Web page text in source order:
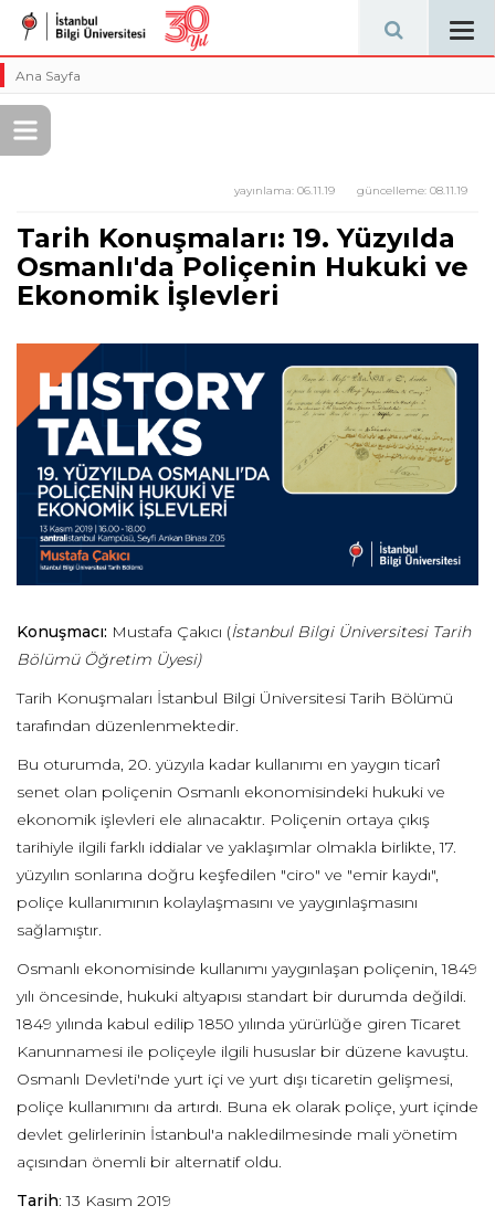
Ana Sayfa
güncelleme: 08.11.19
yayınlama: 06.11.19
Tarih Konuşmaları: 19. Yüzyılda
Osmanlı'da Poliçenin Hukuki ve
Ekonomik İşlevleri
Konuşmacı: Mustafa Çakıcı (İstanbul Bilgi Üniversitesi Tarih
Bölümü Öğretim Üyesi)
Tarih Konuşmaları İstanbul Bilgi Üniversitesi Tarih Bölümü
tarafından düzenlenmektedir.
Bu oturumda, 20. yüzyıla kadar kullanımı en yaygın ticarî
senet olan poliçenin Osmanlı ekonomisindeki hukuki ve
ekonomik işlevleri ele alınacaktır. Poliçenin ortaya çıkış
tarihiyle ilgili farklı iddialar ve yaklaşımlar olmakla birlikte, 17.
yüzyılın sonlarına doğru keşfedilen "ciro" ve "emir kaydı",
poliçe kullanımının kolaylaşmasını ve yaygınlaşmasını
sağlamıştır.
Osmanlı ekonomisinde kullanımı yaygınlaşan poliçenin, 1849
yılı öncesinde, hukuki altyapısı standart bir durumda değildi.
1849 yılında kabul edilip 1850 yılında yürürlüğe giren Ticaret
Kanunnamesi ile poliçeyle ilgili hususlar bir düzene kavuştu.
Osmanlı Devleti'nde yurt içi ve yurt dışı ticaretin gelişmesi,
poliçe kullanımını da artırdı. Buna ek olarak poliçe, yurt içinde
devlet gelirlerinin İstanbul'a nakledilmesinde mali yönetim
açısından önemli bir alternatif oldu.
Tarih: 13 Kasım 2019